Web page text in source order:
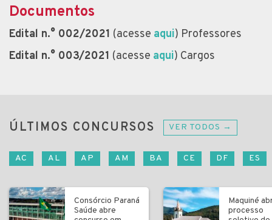
Documentos
Edital n.° 002/2021 (acesse aqui) Professores
Edital n.° 003/2021 (acesse aqui) Cargos
ÚLTIMOS CONCURSOS VER TODOS →
AC AL AP AM BA CE DF ES
Consórcio Paraná
Saúde abre
Maquiné
processo